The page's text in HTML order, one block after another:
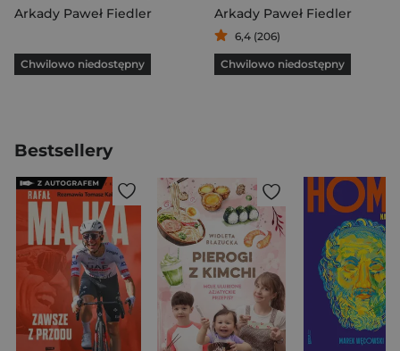
Arkady Paweł Fiedler
Chwilowo niedostępny
Arkady Paweł Fiedler
6,4 (206)
Chwilowo niedostępny
Bestsellery